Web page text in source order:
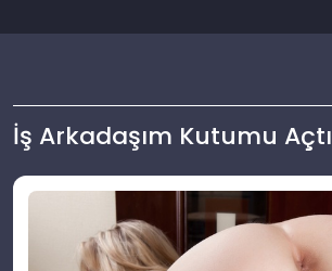
İş Arkadaşım Kutumu Açtı